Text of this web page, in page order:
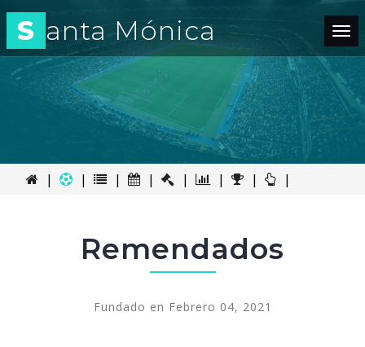
S anta Mónica
| | | | | | | |
Remendados
Fundado en Febrero 04, 2021